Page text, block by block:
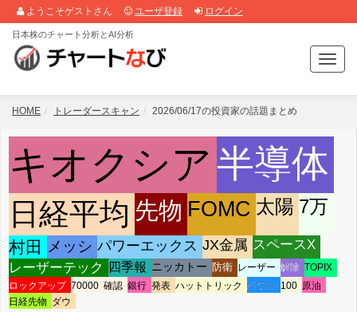
ようこそゲストさん ユーザ登録 ログイン
T
o
g
e
a
i
i
日本株のチャート分析とAI分析
HOME トレーダースキャン 2026/06/17の投資家の話題まとめ
キオクシア 半導体
日経平均 先物 FOMC 太陽 7万
村田 メッシ パワーエックス JX金属 スペースX
レーザーテック
四季報 ニッカトー 防衛 レーザー 解除 TOPIX
ロックアップ 70000 確認 銀行 発表 ハットトリック パワー 100 原油
日経先物 ダウ